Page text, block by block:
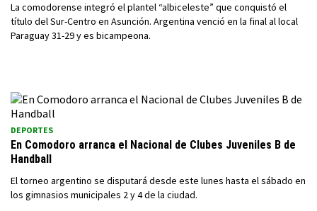
La comodorense integró el plantel “albiceleste” que conquistó el
título del Sur-Centro en Asunción. Argentina venció en la final al local
Paraguay 31-29 y es bicampeona.
DEPORTES
En Comodoro arranca el Nacional de Clubes Juveniles B de
Handball
El torneo argentino se disputará desde este lunes hasta el sábado en
los gimnasios municipales 2 y 4 de la ciudad.